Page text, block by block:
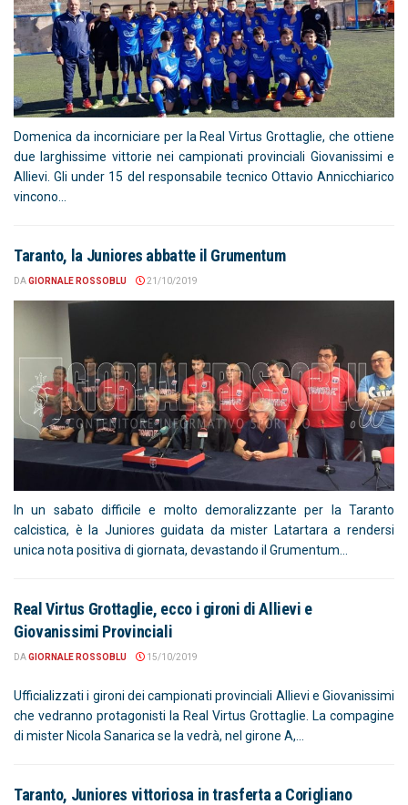
Domenica da incorniciare per la Real Virtus Grottaglie, che ottiene
due larghissime vittorie nei campionati provinciali Giovanissimi e
Allievi. Gli under 15 del responsabile tecnico Ottavio Annicchiarico
vincono...
Taranto, la Juniores abbatte il Grumentum
DAGIORNALE ROSSOBLU 21/10/2019
In un sabato difficile e molto demoralizzante per la Taranto
calcistica, è la Juniores guidata da mister Latartara a rendersi
unica nota positiva di giornata, devastando il Grumentum...
Real Virtus Grottaglie, ecco i gironi di Allievi e
Giovanissimi Provinciali
DAGIORNALE ROSSOBLU 15/10/2019
Ufficializzati i gironi dei campionati provinciali Allievi e Giovanissimi
che vedranno protagonisti la Real Virtus Grottaglie. La compagine
di mister Nicola Sanarica se la vedrà, nel girone A,...
Taranto, Juniores vittoriosa in trasferta a Corigliano